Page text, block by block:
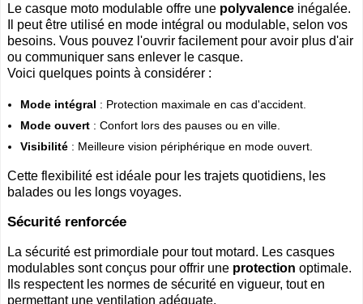
Le casque moto modulable offre une polyvalence inégalée.
Il peut être utilisé en mode intégral ou modulable, selon vos
besoins. Vous pouvez l'ouvrir facilement pour avoir plus d'air
ou communiquer sans enlever le casque.
Voici quelques points à considérer :
Mode intégral : Protection maximale en cas d'accident.
Mode ouvert : Confort lors des pauses ou en ville.
Visibilité : Meilleure vision périphérique en mode ouvert.
Cette flexibilité est idéale pour les trajets quotidiens, les
balades ou les longs voyages.
Sécurité renforcée
La sécurité est primordiale pour tout motard. Les casques
modulables sont conçus pour offrir une protection optimale.
Ils respectent les normes de sécurité en vigueur, tout en
permettant une ventilation adéquate.